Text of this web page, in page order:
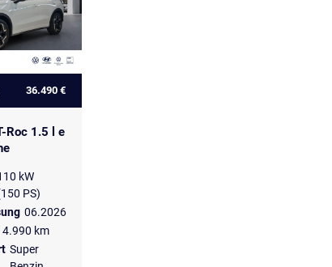
36.490 €
Roc 1.5 l e
kW
PS)
06.2026
4.990 km
Super